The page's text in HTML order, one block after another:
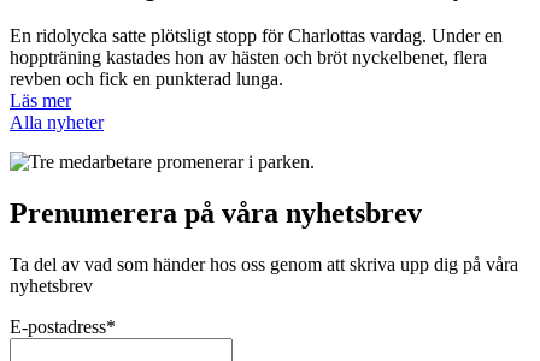
En ridolycka satte plötsligt stopp för Charlottas vardag. Under en
hoppträning kastades hon av hästen och bröt nyckelbenet, flera
revben och fick en punkterad lunga.
Läs mer
Alla nyheter
Prenumerera på våra nyhetsbrev
Ta del av vad som händer hos oss genom att skriva upp dig på våra
nyhetsbrev
E-postadress*